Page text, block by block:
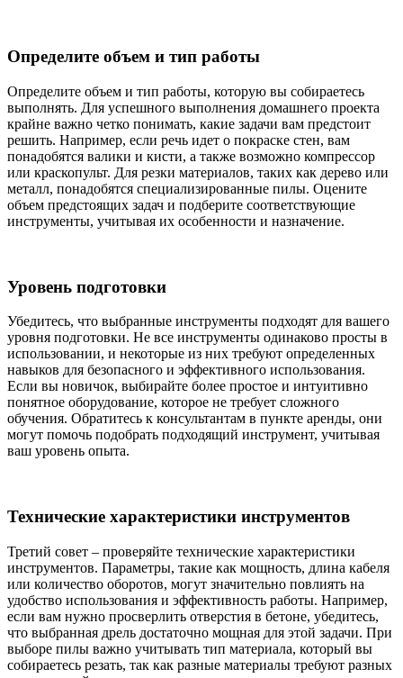
Определите объем и тип работы
Определите объем и тип работы, которую вы собираетесь
выполнять. Для успешного выполнения домашнего проекта
крайне важно четко понимать, какие задачи вам предстоит
решить. Например, если речь идет о покраске стен, вам
понадобятся валики и кисти, а также возможно компрессор
или краскопульт. Для резки материалов, таких как дерево или
металл, понадобятся специализированные пилы. Оцените
объем предстоящих задач и подберите соответствующие
инструменты, учитывая их особенности и назначение.
Уровень подготовки
Убедитесь, что выбранные инструменты подходят для вашего
уровня подготовки. Не все инструменты одинаково просты в
использовании, и некоторые из них требуют определенных
навыков для безопасного и эффективного использования.
Если вы новичок, выбирайте более простое и интуитивно
понятное оборудование, которое не требует сложного
обучения. Обратитесь к консультантам в пункте аренды, они
могут помочь подобрать подходящий инструмент, учитывая
ваш уровень опыта.
Технические характеристики инструментов
Третий совет – проверяйте технические характеристики
инструментов. Параметры, такие как мощность, длина кабеля
или количество оборотов, могут значительно повлиять на
удобство использования и эффективность работы. Например,
если вам нужно просверлить отверстия в бетоне, убедитесь,
что выбранная дрель достаточно мощная для этой задачи. При
выборе пилы важно учитывать тип материала, который вы
собираетесь резать, так как разные материалы требуют разных